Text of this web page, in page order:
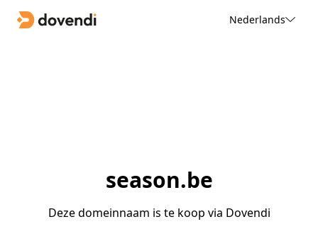
Nederlands
season.be
Deze domeinnaam is te koop via Dovendi